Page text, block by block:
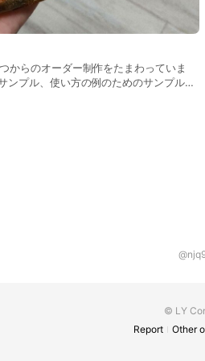
からのオーダー制作をたまわっていま
ンプル、使い方の例のためのサンプル、
© LY
Report
Other